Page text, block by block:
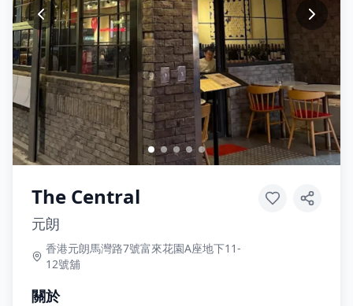
The Central
元朗
香港元朗馬灣路7號富來花園A座地下11-
12號舖
關於